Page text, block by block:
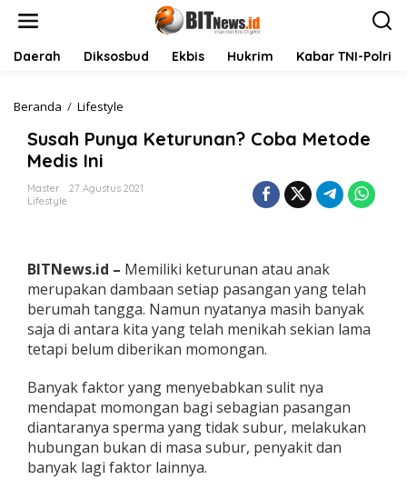
Daerah Diksosbud Ekbis Hukrim Kabar TNI-Polri
Beranda / Lifestyle
s
P
K
e
t
u
r
u
a
n
?
C
o
b
Susah Punya Keturunan? Coba Metode
Medis Ini
Master
27 Agustus 2021
Lifestyle
BITNews.id – Memiliki keturunan atau anak
merupakan dambaan setiap pasangan yang telah
berumah tangga. Namun nyatanya masih banyak
saja di antara kita yang telah menikah sekian lama
tetapi belum diberikan momongan.
Banyak faktor yang menyebabkan sulit nya
mendapat momongan bagi sebagian pasangan
diantaranya sperma yang tidak subur, melakukan
hubungan bukan di masa subur, penyakit dan
banyak lagi faktor lainnya.